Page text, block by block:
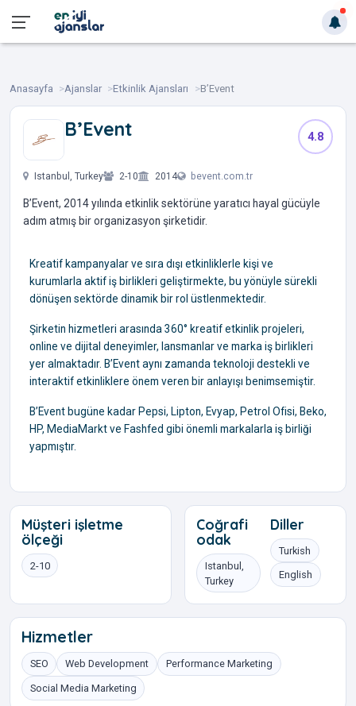
Anasayfa Ajanslar Etkinlik Ajansları B’Event
B’Event 4.8
Istanbul, Turkey 2-10 2014 bevent.com.tr
B’Event, 2014 yılında etkinlik sektörüne yaratıcı hayal gücüyle
adım atmış bir organizasyon şirketidir.
Kreatif kampanyalar ve sıra dışı etkinliklerle kişi ve
kurumlarla aktif iş birlikleri geliştirmekte, bu yönüyle sürekli
dönüşen sektörde dinamik bir rol üstlenmektedir.
Şirketin hizmetleri arasında 360° kreatif etkinlik projeleri,
online ve dijital deneyimler, lansmanlar ve marka iş birlikleri
yer almaktadır. B’Event aynı zamanda teknoloji destekli ve
interaktif etkinliklere önem veren bir anlayışı benimsemiştir.
B’Event bugüne kadar Pepsi, Lipton, Evyap, Petrol Ofisi, Beko,
HP, MediaMarkt ve Fashfed gibi önemli markalarla iş birliği
yapmıştır.
Müşteri işletme
ölçeği
2-10
Coğrafi
odak
Istanbul,
Turkey
Diller
Turkish
English
Hizmetler
SEO Web Development Performance Marketing
Social Media Marketing